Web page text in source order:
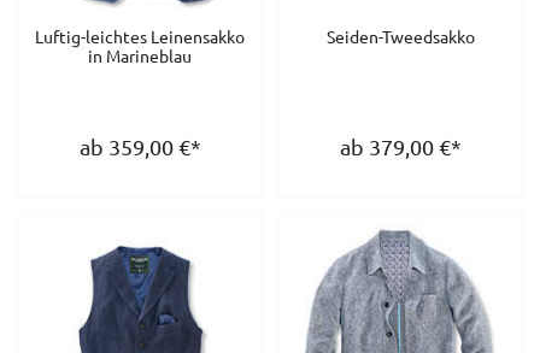
Luftig-leichtes Leinensakko
in Marineblau
ab 359,00€*
Seiden-Tweedsakko
ab 379,00€*